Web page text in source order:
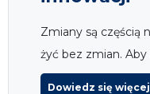
Zmiany są częścią
żyć bez zmian. Aby
Dowiedz się więcej